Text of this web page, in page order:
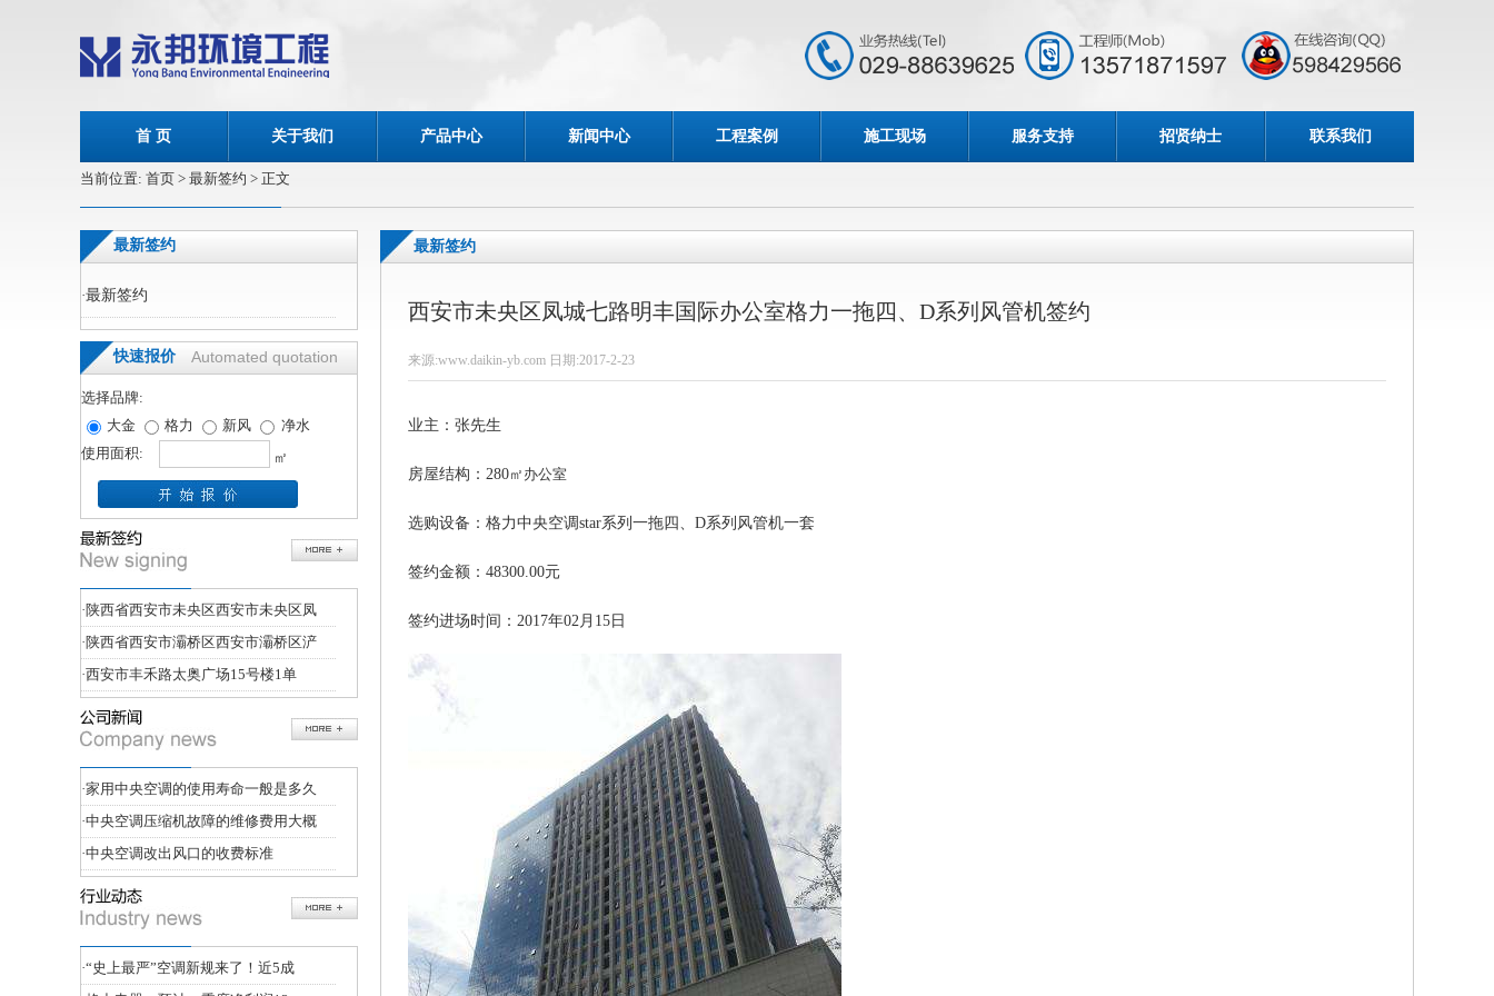
首 页 关于我们 产品中心 新闻中心 工程案例 施工现场 服务支持 招贤纳士 联系我们
当前位置: 首页 > 最新签约 > 正文
最新签约
·最新签约
快速报价 Automated quotation
选择品牌:
大金
格力 新风
净水
使用面积:
㎡
·陕西省西安市未央区西安市未央区凤
·陕西省西安市灞桥区西安市灞桥区浐
·西安市丰禾路太奥广场15号楼1单
·家用中央空调的使用寿命一般是多久
·中央空调压缩机故障的维修费用大概
·中央空调改出风口的收费标准
·“史上最严”空调新规来了！近5成
最新签约
西安市未央区凤城七路明丰国际办公室格力一拖四、D系列风管机签约
来源:www.daikin-yb.com 日期:2017-2-23
业主：张先生
房屋结构：280㎡办公室
选购设备：格力中央空调star系列一拖四、D系列风管机一套
签约金额：48300.00元
签约进场时间：2017年02月15日